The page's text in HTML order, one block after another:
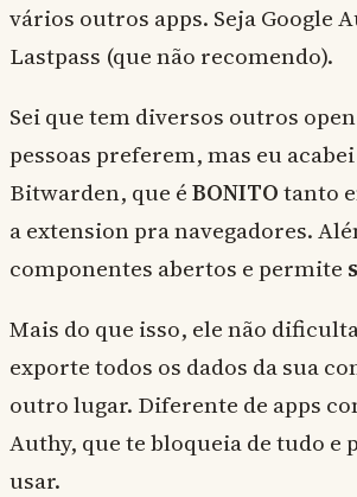
vários outros apps. Seja Google
Lastpass (que não recomendo).
Sei que tem diversos outros
pessoas preferem, mas eu
Bitwarden, que éBONITOtanto
a extension pra navegadores.
componentes abertos e permite
Mais do que isso, ele não
exporte todos os dados da sua
outro lugar. Diferente de apps
Authy, que te bloqueia de tudo e
usar.